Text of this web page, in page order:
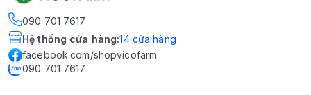
090 701 7617
Hệ thống cửa hàng:14 cửa hàng
facebook.com/shopvicofarm
090 701 7617